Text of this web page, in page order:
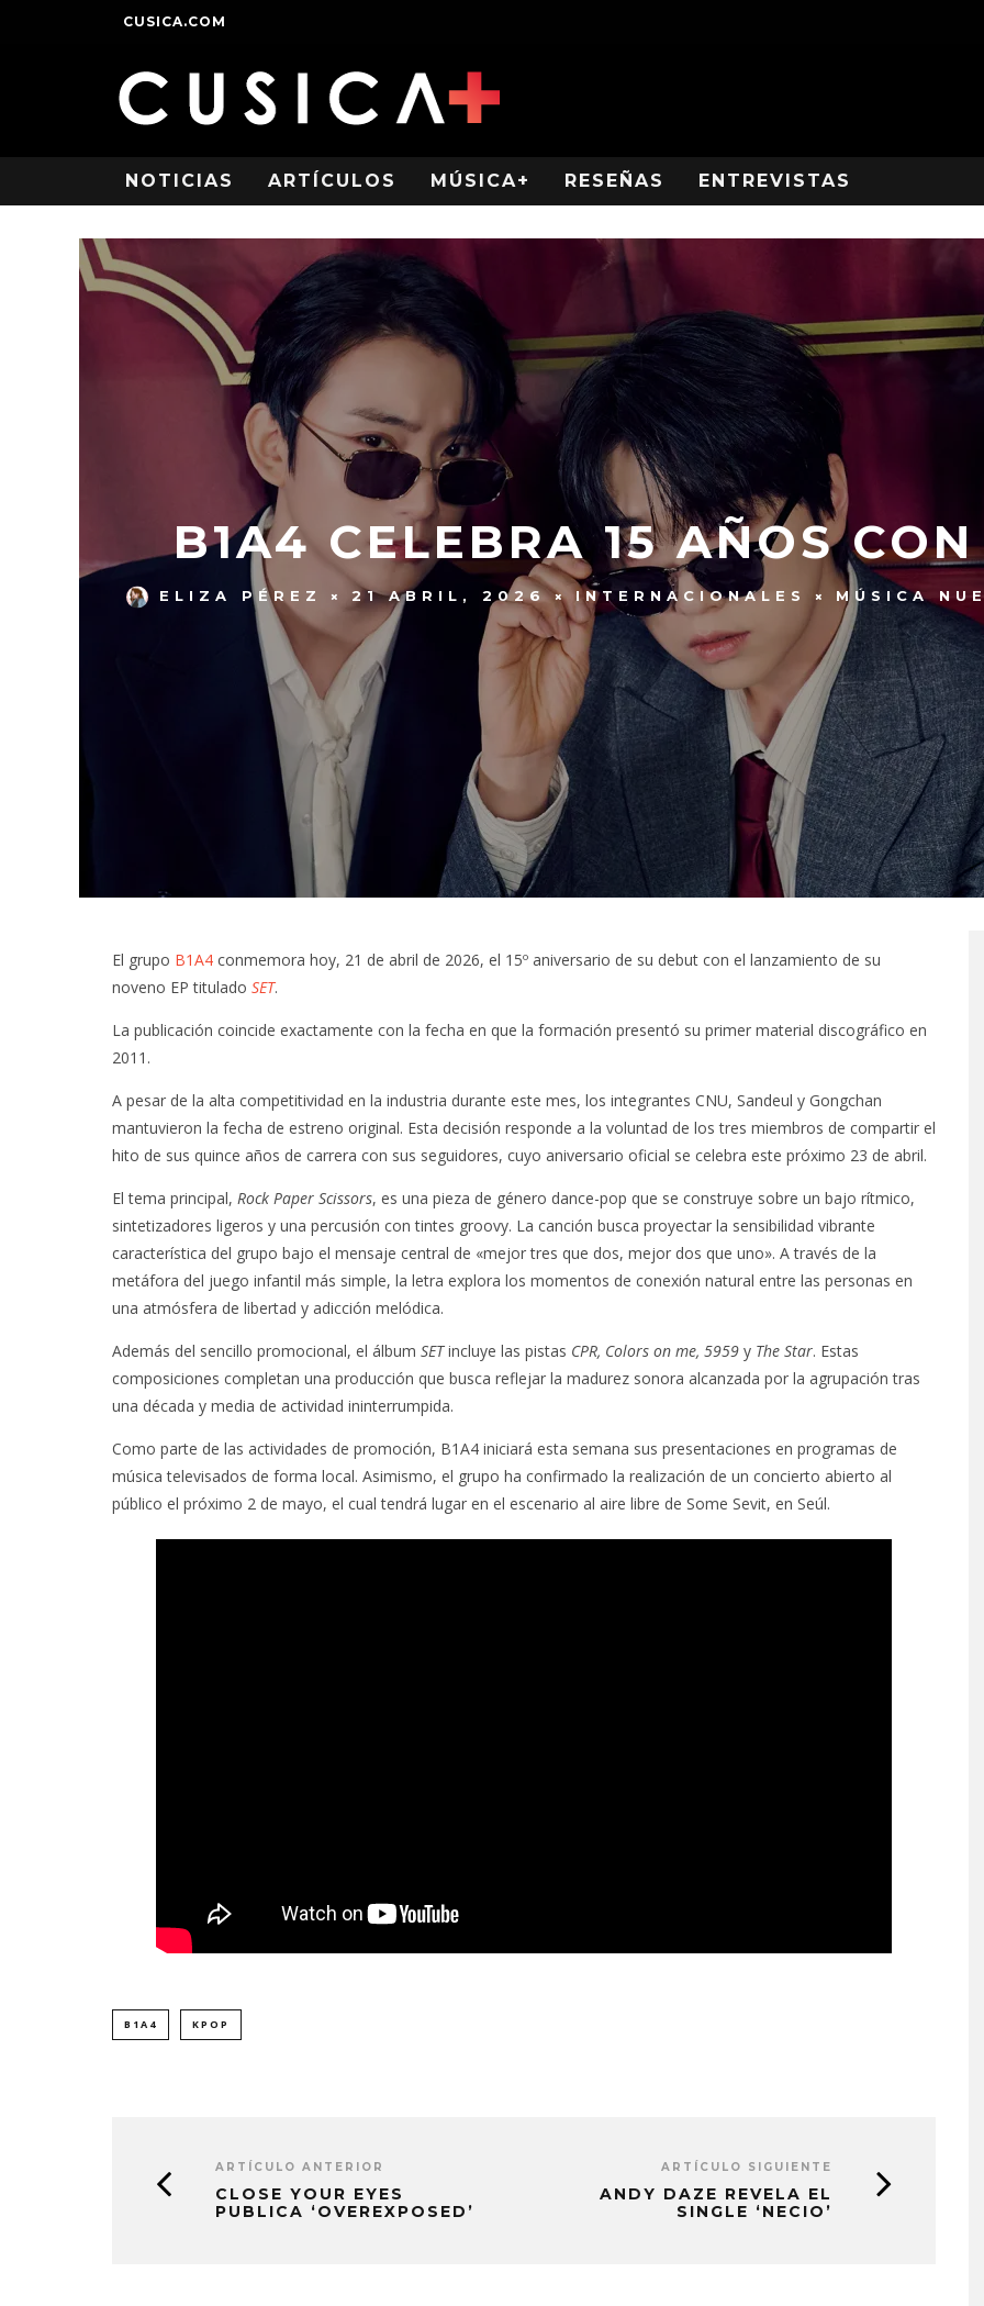
CUSICA.COM
NOTICIAS ARTÍCULOS MÚSICA+ RESEÑAS ENTREVISTAS
B1A4 CELEBRA 15 AÑOS CON
ELIZA PÉREZ 21 ABRIL, 2026 INTERNACIONALES MÚSICA
El grupo B1A4 conmemora hoy, 21 de abril de 2026, el 15º aniversario de su debut con el lanzamiento de su
noveno EP titulado SET.
La publicación coincide exactamente con la fecha en que la formación presentó su primer material discográfico en
2011.
A pesar de la alta competitividad en la industria durante este mes, los integrantes CNU, Sandeul y Gongchan
mantuvieron la fecha de estreno original. Esta decisión responde a la voluntad de los tres miembros de compartir el
hito de sus quince años de carrera con sus seguidores, cuyo aniversario oficial se celebra este próximo 23 de abril.
El tema principal, Rock Paper Scissors, es una pieza de género dance-pop que se construye sobre un bajo rítmico,
sintetizadores ligeros y una percusión con tintes groovy. La canción busca proyectar la sensibilidad vibrante
característica del grupo bajo el mensaje central de «mejor tres que dos, mejor dos que uno». A través de la
metáfora del juego infantil más simple, la letra explora los momentos de conexión natural entre las personas en
una atmósfera de libertad y adicción melódica.
Además del sencillo promocional, el álbum SETincluye las pistas CPR, Colors on me, 5959 y The Star. Estas
composiciones completan una producción que busca reflejar la madurez sonora alcanzada por la agrupación tras
una década y media de actividad ininterrumpida.
Como parte de las actividades de promoción, B1A4 iniciará esta semana sus presentaciones en programas de
música televisados de forma local. Asimismo, el grupo ha confirmado la realización de un concierto abierto al
público el próximo 2 de mayo, el cual tendrá lugar en el escenario al aire libre de Some Sevit, en Seúl.
B1A4 KPOP
ARTÍCULO ANTERIOR
CLOSE YOUR EYES
PUBLICA ‘OVEREXPOSED’
ARTÍCULO SIGUIENTE
ANDY DAZE REVELA EL
SINGLE ‘NECIO’